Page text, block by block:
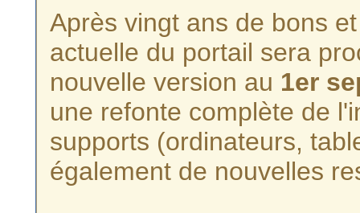
Après vingt ans de bons
actuelle du portail sera
nouvelle version au 1er
une refonte complète de
supports (ordinateurs,
également de nouvelles